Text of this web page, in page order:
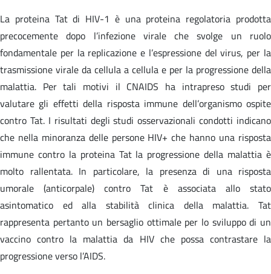
La proteina Tat di HIV-1 è una proteina regolatoria prodotta
precocemente dopo l’infezione virale che svolge un ruolo
fondamentale per la replicazione e l’espressione del virus, per la
trasmissione virale da cellula a cellula e per la progressione della
malattia. Per tali motivi il CNAIDS ha intrapreso studi per
valutare gli effetti della risposta immune dell’organismo ospite
contro Tat. I risultati degli studi osservazionali condotti indicano
che nella minoranza delle persone HIV+ che hanno una risposta
immune contro la proteina Tat la progressione della malattia è
molto rallentata. In particolare, la presenza di una risposta
umorale (anticorpale) contro Tat è associata allo stato
asintomatico ed alla stabilità clinica della malattia. Tat
rappresenta pertanto un bersaglio ottimale per lo sviluppo di un
vaccino contro la malattia da HIV che possa contrastare la
progressione verso l’AIDS.